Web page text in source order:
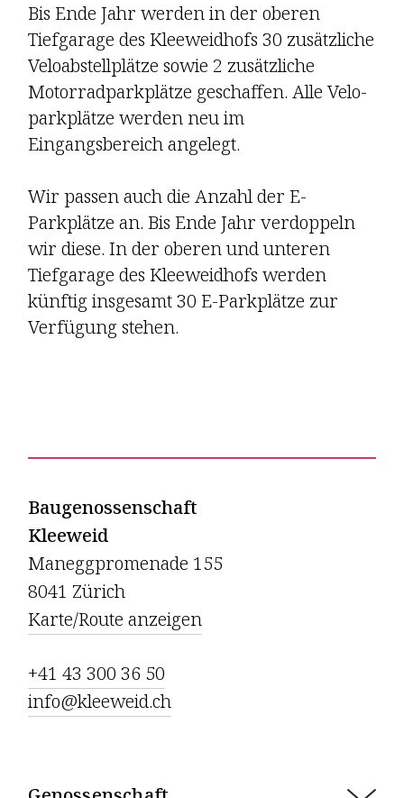
Bis Ende Jahr werden in der oberen
Tiefgarage des Kleeweid­hofs 30 zusätzliche
Veloabstellplätze sowie 2 zusätzliche
Motorrad­parkplätze geschaffen. Alle Velo­
park­plätze werden neu im
Eingangsbereich angelegt.
Wir passen auch die Anzahl der E-
Parkplätze an. Bis Ende Jahr verdoppeln
wir diese. In der oberen und unteren
Tiefgarage des Kleeweidhofs werden
künftig insgesamt 30 E-Park­plätze zur
Verfügung stehen.
Baugenossenschaft
Kleeweid
Maneggpromenade 155
8041 Zürich
Karte/Route anzeigen
+41 43 300 36 50
info@kleeweid.ch